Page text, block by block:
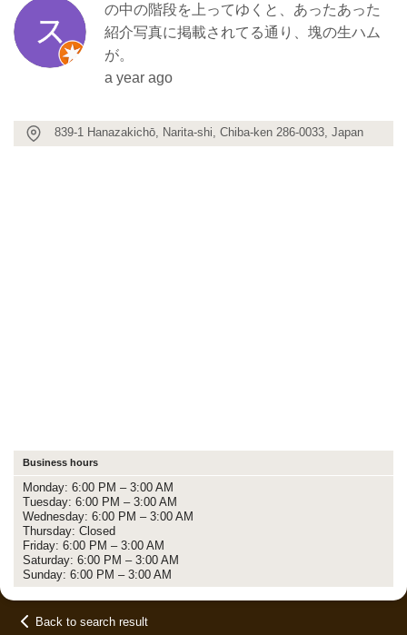
の中の階段を上ってゆくと、あったあった
紹介写真に掲載されてる通り、塊の生ハム
が。
a year ago
839-1 Hanazakichō, Narita-shi, Chiba-ken 286-0033, Japan
Business hours
Monday: 6:00 PM – 3:00 AM
Tuesday: 6:00 PM – 3:00 AM
Wednesday: 6:00 PM – 3:00 AM
Thursday: Closed
Friday: 6:00 PM – 3:00 AM
Saturday: 6:00 PM – 3:00 AM
Sunday: 6:00 PM – 3:00 AM
Back to search result